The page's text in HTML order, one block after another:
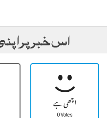
اس خبر پر
اچھی ہے
0 Votes